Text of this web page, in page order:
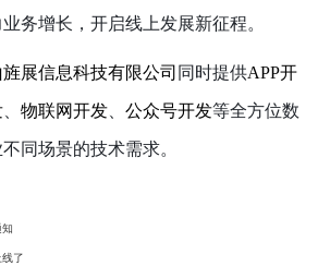
务增长，开启线上发展新征程。
展信息科技有限公司 同时提供APP开
物联网开发 公众号开发等全方位数
同场景的技术需求。
了